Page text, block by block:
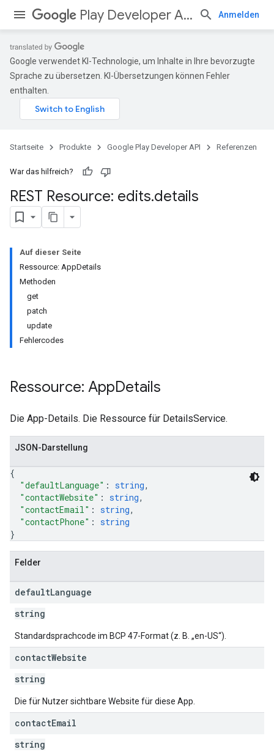
Play Developer API Anmelden
Google verwendet KI-Technologie, um Inhalte in Ihre bevorzugte
Sprache zu übersetzen. KI-Übersetzungen können Fehler
enthalten.
Startseite Produkte Google Play Developer API Referenzen
War das hilfreich?
REST Resource: edits.details
Auf dieser Seite
Ressource: AppDetails
Methoden
get
patch
update
Fehlercodes
Ressource: AppDetails
Die App-Details. Die Ressource für DetailsService.
JSON-Darstellung
{
"defaultLanguage" : string,
"contactWebsite" : string,
"contactEmail" : string,
"contactPhone" : string
}
Felder
defaultLanguage
string
Standardsprachcode im BCP 47-Format (z. B. „en-US“).
contactWebsite
string
Die für Nutzer sichtbare Website für diese App.
contactEmail
string